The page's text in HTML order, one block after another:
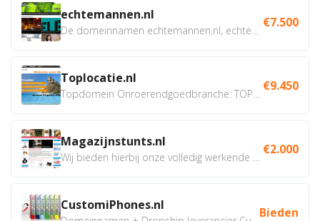
echtemannen.nl €7.500
Toplocatie.nl €9.450
Magazijnstunts.nl €2.000
CustomiPhones.nl Bieden